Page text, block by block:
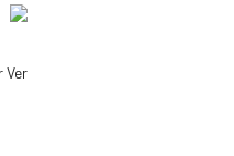
Ver